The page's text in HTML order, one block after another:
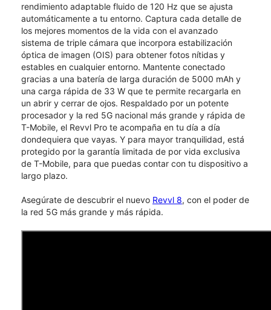
rendimiento adaptable fluido de 120 Hz que se ajusta
automáticamente a tu entorno. Captura cada detalle de
los mejores momentos de la vida con el avanzado
sistema de triple cámara que incorpora estabilización
óptica de imagen (OIS) para obtener fotos nítidas y
estables en cualquier entorno. Mantente conectado
gracias a una batería de larga duración de 5000 mAh y
una carga rápida de 33 W que te permite recargarla en
un abrir y cerrar de ojos. Respaldado por un potente
procesador y la red 5G nacional más grande y rápida de
T-Mobile, el Revvl Pro te acompaña en tu día a día
dondequiera que vayas. Y para mayor tranquilidad, está
protegido por la garantía limitada de por vida exclusiva
de T-Mobile, para que puedas contar con tu dispositivo a
largo plazo.
Asegúrate de descubrir el nuevo Revvl 8, con el poder de
la red 5G más grande y más rápida.